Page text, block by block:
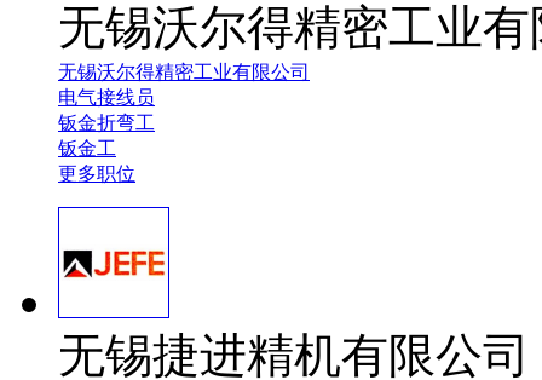
无锡沃尔得精密工业
无锡沃尔得精密工业有限公司
电气接线员
钣金折弯工
钣金工
更多职位
无锡捷进精机有限公司